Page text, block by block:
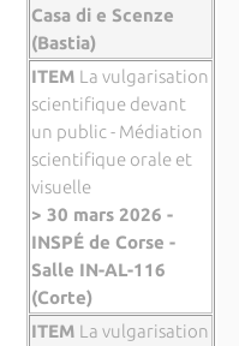
Casa di e Scenze
(Bastia)
ITEM La vulgarisation
scientifique devant
un public - Médiation
scientifique orale et
visuelle
> 30 mars 2026 -
INSPÉ de Corse -
Salle IN-AL-116
(Corte)
ITEM La vulgarisation